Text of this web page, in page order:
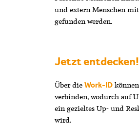
und extern Menschen
gefunden werden.
Jetzt entdecken!
Über die Work-ID
verbinden, wodurch auf
ein gezieltes Up- und
wird.